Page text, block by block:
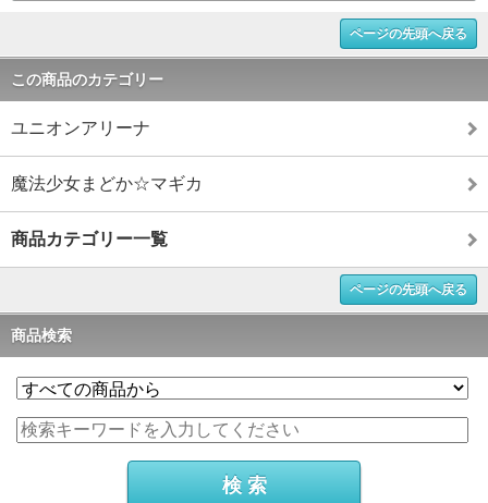
ページの先頭へ戻る
この商品のカテゴリー
ユニオンアリーナ
魔法少女まどか☆マギカ
商品カテゴリー一覧
ページの先頭へ戻る
商品検索